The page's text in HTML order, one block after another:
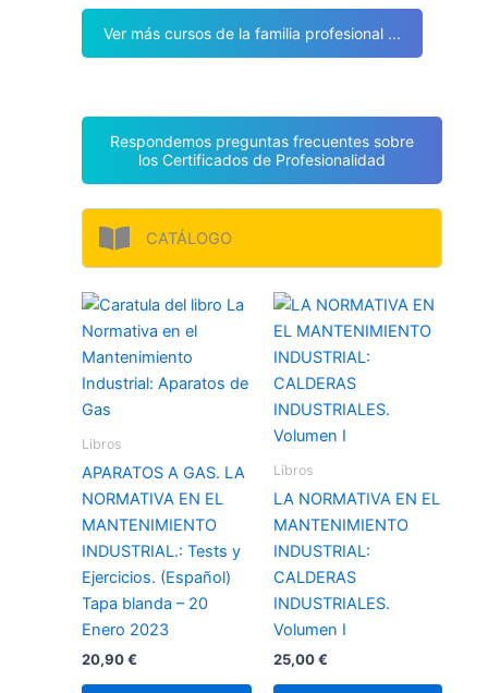
Ver más cursos de la familia profesional ...
Respondemos preguntas frecuentes sobre
los Certificados de Profesionalidad
CATÁLOGO
Libros
APARATOS A GAS. LA
NORMATIVA EN EL
MANTENIMIENTO
INDUSTRIAL.: Tests y
Ejercicios. (Español)
Tapa blanda – 20
Enero 2023
20,90€
Libros
LA NORMATIVA EN EL
MANTENIMIENTO
INDUSTRIAL:
CALDERAS
INDUSTRIALES.
Volumen I
25,00€